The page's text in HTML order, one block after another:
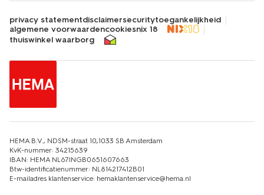
privacy statementdisclaimersecuritytoegankelijkheid
algemene voorwaardencookiesnix 18
thuiswinkel waarborg
HEMA B.V., NDSM-straat 10,1033 SB Amsterdam
KvK-nummer: 34215639
IBAN: HEMA NL67INGB0651607663
Btw-identificatienummer: NL814217412B01
E-mailadres klantenservice: hemaklantenservice@hema.nl